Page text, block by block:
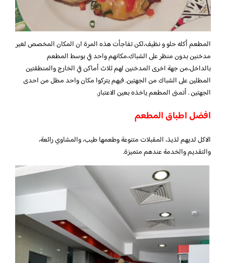
المطعم أكله حلو و نظيف،لكن تفاجأت هذه المرة ان المكان المخصص لغير
مدخنين بدون منظر على الشباك،مكانهم واحد في بوسط المطعم
بالداخل،من جهة اخرى المدخنين لهم ثلاث أماكن في الخارج والمنطقتين
المطلين على الشباك من الجهتين. فيهم يتركوا مكان واحد مطل من احدى
الجهتين . أتمنى المطعم ياخذه بعين الاعتبار.
افضل اطباق المطعم
الاكل لديهم لذيذ، المقبلات متنوعة وطعمها طيب، والمشاوي رائعة،
والتقديم والخدمة عندهم متميزة.